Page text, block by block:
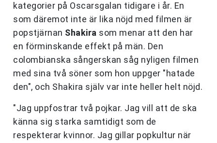
kategorier på Oscarsgalan tidigare i år. En
som däremot inte är lika nöjd med filmen är
popstjärnan Shakira som menar att den har
en förminskande effekt på män. Den
colombianska sångerskan såg nyligen filmen
med sina två söner som hon uppger "hatade
den", och Shakira själv var inte heller helt nöjd.
"Jag uppfostrar två pojkar. Jag vill att de ska
känna sig starka samtidigt som de
respekterar kvinnor. Jag gillar popkultur när